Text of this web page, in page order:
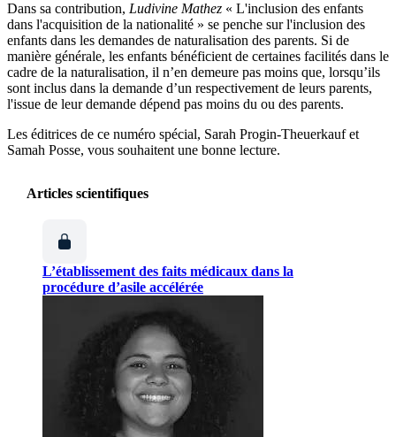
Dans sa contribution, Ludivine Mathez « L'inclusion des enfants
dans l'acquisition de la nationalité » se penche sur l'inclusion des
enfants dans les demandes de naturalisation des parents. Si de
manière générale, les enfants bénéficient de certaines facilités dans le
cadre de la naturalisation, il n’en demeure pas moins que, lorsqu’ils
sont inclus dans la demande d’un respectivement de leurs parents,
l'issue de leur demande dépend pas moins du ou des parents.
Les éditrices de ce numéro spécial, Sarah Progin-Theuerkauf et
Samah Posse, vous souhaitent une bonne lecture.
Articles scientifiques
L’établissement des faits médicaux dans la
procédure d’asile accélérée